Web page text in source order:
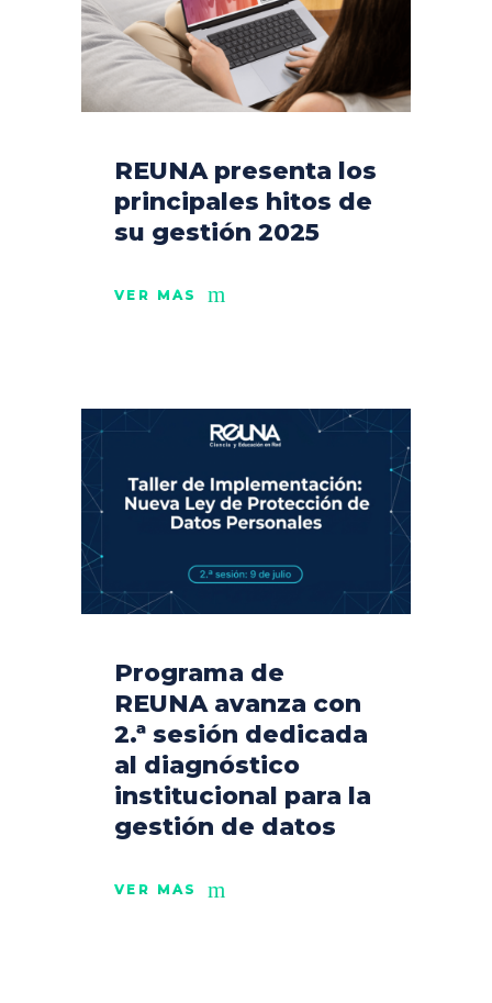
REUNA presenta los
principales hitos de
su gestión 2025
VER MÁS
Programa de
REUNA avanza con
2.ª sesión dedicada
al diagnóstico
institucional para la
gestión de datos
VER MÁS